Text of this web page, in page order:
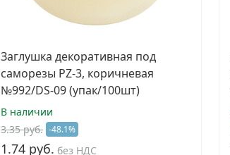
Заглушка декоративная под
саморезы PZ-3, коричневая
№992/DS-09 (упак/100шт)
В наличии
3.35 руб. -48.1%
1.74 руб. без НДС